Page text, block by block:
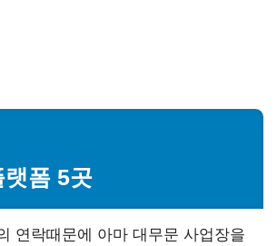
폼 5곳
연락때문에 아마 대무문 사업장을